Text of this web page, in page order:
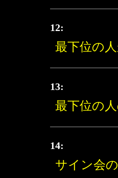
12:
最下位の
13:
最下位の
14:
サイン会